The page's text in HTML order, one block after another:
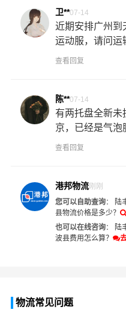
卫**07-14
近期安排广州到
运动服，请问运
查看回复
陈**07-14
有两托盘全新未
京，已经是气泡
查看回复
港邦物流刚刚
您可以自助查询： 陆
县物流价格是多少？
也可以在线咨询： 陆
波县费用怎么算？
物流常见问题